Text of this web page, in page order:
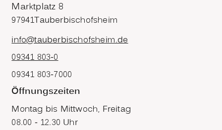
Marktplatz 8
97941Tauberbischofsheim
info@tauberbischofsheim.de
09341 803-0
09341 803-7000
Öffnungszeiten
Montag bis Mittwoch, Freitag
08.00 - 12.30 Uhr